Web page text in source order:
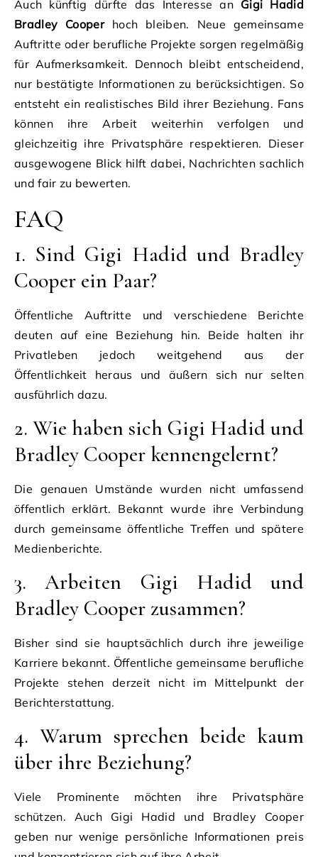
Auch künftig dürfte das Interesse an Gigi Hadid
Bradley Cooperhoch bleiben. Neue gemeinsame
Auftritte oder berufliche Projekte sorgen regelmäßig
für Aufmerksamkeit. Dennoch bleibt entscheidend,
nur bestätigte Informationen zu berücksichtigen. So
entsteht ein realistisches Bild ihrer Beziehung. Fans
können ihre Arbeit weiterhin verfolgen und
gleichzeitig ihre Privatsphäre respektieren. Dieser
ausgewogene Blick hilft dabei, Nachrichten sachlich
und fair zu bewerten.
FAQ
1. Sind Gigi Hadid und Bradley
Cooper ein Paar?
Öffentliche Auftritte und verschiedene Berichte
deuten auf eine Beziehung hin. Beide halten ihr
Privatleben jedoch weitgehend aus der
Öffentlichkeit heraus und äußern sich nur selten
ausführlich dazu.
2. Wie haben sich Gigi Hadid und
Bradley Cooper kennengelernt?
Die genauen Umstände wurden nicht umfassend
öffentlich erklärt. Bekannt wurde ihre Verbindung
durch gemeinsame öffentliche Treffen und spätere
Medienberichte.
3. Arbeiten Gigi Hadid und
Bradley Cooper zusammen?
Bisher sind sie hauptsächlich durch ihre jeweilige
Karriere bekannt. Öffentliche gemeinsame berufliche
Projekte stehen derzeit nicht im Mittelpunkt der
Berichterstattung.
4. Warum sprechen beide kaum
über ihre Beziehung?
Viele Prominente möchten ihre Privatsphäre
schützen. Auch Gigi Hadid und Bradley Cooper
geben nur wenige persönliche Informationen preis